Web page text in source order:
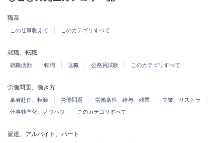
職業
この仕事教えて このカテゴリすべて
就職、転職
就職活動 転職 退職 公務員試験 このカテゴリすべて
労働問題、働き方
単身赴任、転勤 労働問題 労働条件、給与、残業
失業、リストラ
仕事効率化、ノウハウ
このカテゴリすべて
派遣、アルバイト、パート